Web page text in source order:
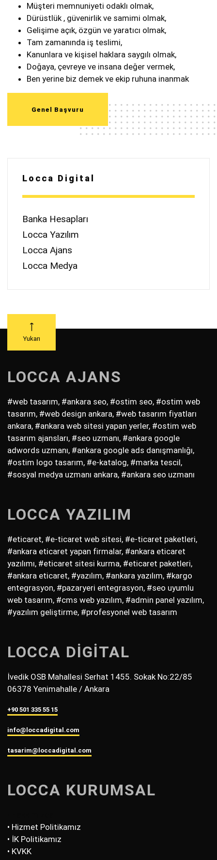
Müşteri memnuniyeti odaklı olmak,
Dürüstlük , güvenirlik ve samimi olmak,
Gelişime açık, özgün ve yaratıcı olmak,
Tam zamanında iş teslimi,
Kanunlara ve kişisel haklara saygılı olmak,
Doğaya, çevreye ve insana değer vermek,
Ben yerine biz demek ve ekip ruhuna inanmak
Locca Digital
Banka Hesapları
Locca Yazılım
Locca Ajans
Locca Medya
LOCCA AJANS
#web tasarım, #ankara seo, #ostim seo, #ostim web
tasarım, #web design ankara, #web tasarım fiyatları
ankara, #ankara web sitesi yapan yerler, #ostim web
tasarım ajansları, #seo uzmanı, #ankara google
adwords uzmanı, #ankara google ads danışmanlığı,
#ostim logo tasarım, #e-katalog, #marka tescil,
#sosyal medya uzmanı ankara, #ankara seo uzmanı
LOCCA YAZILIM
#eticaret, #e-ticaret web sitesi, #e-ticaret paketleri,
#ankara eticaret yapan firmalar, #ankara eticaret
yazılımı, #eticaret sitesi kurma, #eticaret paketleri,
#ankara eticaret, #yazılım, #ankara yazılım, #kargo
entegrasyon, #pazaryeri entegrasyon, #seo uyumlu
web tasarım, #cms web yazılım, #admin panel yazılım,
#yazılım geliştirme, #profesyonel web tasarım
LOCCA DİGİTAL
İvedik OSB Mahallesi Serhat 1455. Sokak No:22/85
06378 Yenimahalle / Ankara
+90 501 335 55 15
info@loccadigital.com
tasarim@loccadigital.com
LOCCA KURUMSAL
• Hizmet Politikamız
• İK Politikamız
• KVKK
Yukarı